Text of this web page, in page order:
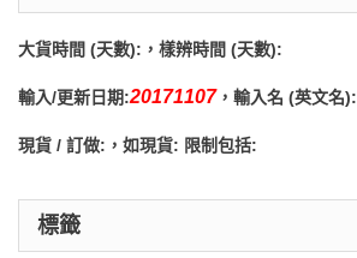
大貨時間 (天數): ，樣辨時間 (天數):
輸入/更新日期:20171107，輸入名 (英文名):
現貨 / 訂做: ，如現貨: 限制包括:
標籤